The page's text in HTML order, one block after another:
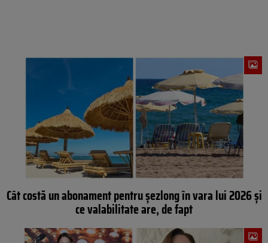
Cât costă un abonament pentru șezlong în vara lui 2026 și
ce valabilitate are, de fapt